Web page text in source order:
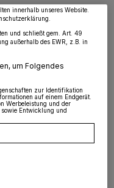
Kein Treffen
leicht der Stress mit
dem vorzubeugen,
und
Mamis und
Lesezeit
innerhalb unseres Website.
und schließt gem. Art. 49
außerhalb des EWR, z.B. in
um Folgendes
zur Identifikation
auf einem Endgerät.
Werbeleistung und der
Entwicklung und